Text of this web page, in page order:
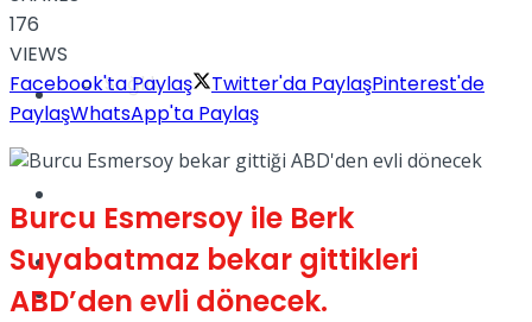
Sağlık
TV
Müzik
Tatil
176
VIEWS
Facebook'ta Paylaş
Twitter'da PaylaşPinterest'de
PaylaşWhatsApp'ta Paylaş
Burcu Esmersoy ile Berk
Suyabatmaz bekar gittikleri
ABD’den evli dönecek.